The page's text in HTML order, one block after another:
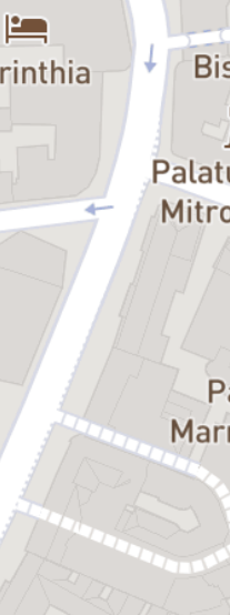
cândva ni se părea de
arată ce se
conducă o lume întreagă.
spectacol necesar, pentru că
liniștește, ci trezește. Și poate
spune este acesta: dacă nu
Caligula este deja aici.
Nerecomandat persoanelor